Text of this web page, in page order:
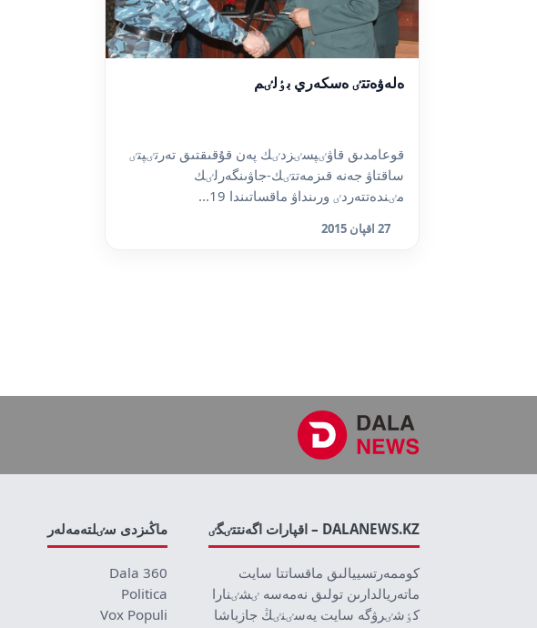
ەلەۋەتتٸ ەسكەري بٶلٸم
قوعامدىق قاۋٸپسٸزدٸك پەن قۇقىقتىق تەرتٸپتٸ
ساقتاۋ جەنە قىزمەتتٸك-جاۋىنگەرلٸك
مٸندەتتەردٸ ورىنداۋ ماقساتىندا 19...
27 اقپان 2015
DALANEWS.KZ – اقپارات اگەنتتٸگٸ
كوممەرتسييالىق ماقساتتا سايت
ماتەريالدارىن تولىق نەمەسە ٸشٸنارا
كٶشٸرۋگە سايت يەسٸنٸڭ جازباشا
ماڭىزدى سٸلتەمەلەر
Dala 360
Politica
Vox Populi